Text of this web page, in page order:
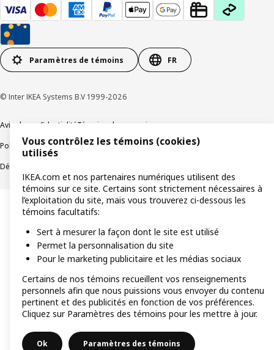
Paramètres de témoins FR
© Inter IKEA Systems B.V 1999-2026
Avis de confidentialitéTémoins de connexion
Politique de divulgation responsableModalités
Déclaration sur le travail forcé et les enfants
Vous contrôlez les témoins (cookies)
utilisés
IKEA.com et nos partenaires numériques utilisent des
témoins sur ce site. Certains sont strictement nécessaires à
l’exploitation du site, mais vous trouverez ci-dessous les
témoins facultatifs:
Sert à mesurer la façon dont le site est utilisé
Permet la personnalisation du site
Pour le marketing publicitaire et les médias sociaux
Certains de nos témoins recueillent vos renseignements
personnels afin que nous puissions vous envoyer du contenu
pertinent et des publicités en fonction de vos préférences.
Cliquez sur Paramètres des témoins pour les mettre à jour.
Ok Paramètres des témoins